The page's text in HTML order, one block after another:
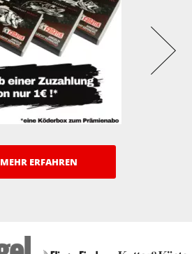
MEHR ERFAHREN